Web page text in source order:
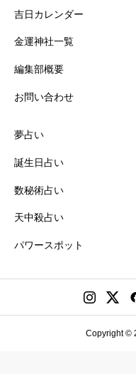
吉日カレンダー
金運神社一覧
編集部概要
お問い合わせ
夢占い
誕生日占い
数秘術占い
天中殺占い
パワースポット
Copyright ©